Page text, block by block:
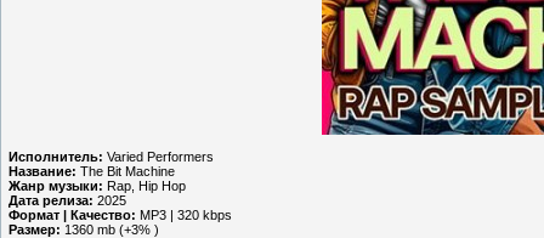
Исполнитель: Varied Performers
Название: The Bit Machine
Жанр музыки: Rap, Hip Hop
Дата релиза: 2025
Формат | Качество: MP3 | 320 kbps
Размер: 1360 mb (+3% )